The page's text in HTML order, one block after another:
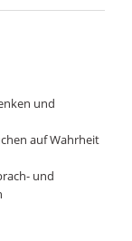
und
auf Wahrheit
und